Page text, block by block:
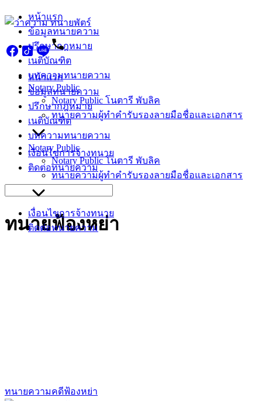
Skip
to
content
หน้าแรก
ข้อมูลทนายความ
ปรึกษากฎหมาย
เนติบัณฑิต
บทความทนายความ
Notary Public
Notary Public โนตารี พับลิค
ทนายความผู้ทำคำรับรองลายมือชื่อและเอกสาร
เงื่อนไขการจ้างทนาย
ติดต่อทนายความ
หน้าแรก
ข้อมูลทนายความ
ปรึกษากฎหมาย
เนติบัณฑิต
บทความทนายความ
Notary Public
Notary Public โนตารี พับลิค
ทนายความผู้ทำคำรับรองลายมือชื่อและเอกสาร
เงื่อนไขการจ้างทนาย
ติดต่อทนายความ
for:
ทนายฟ้องหย่า
ทนายความคดีฟ้องหย่า